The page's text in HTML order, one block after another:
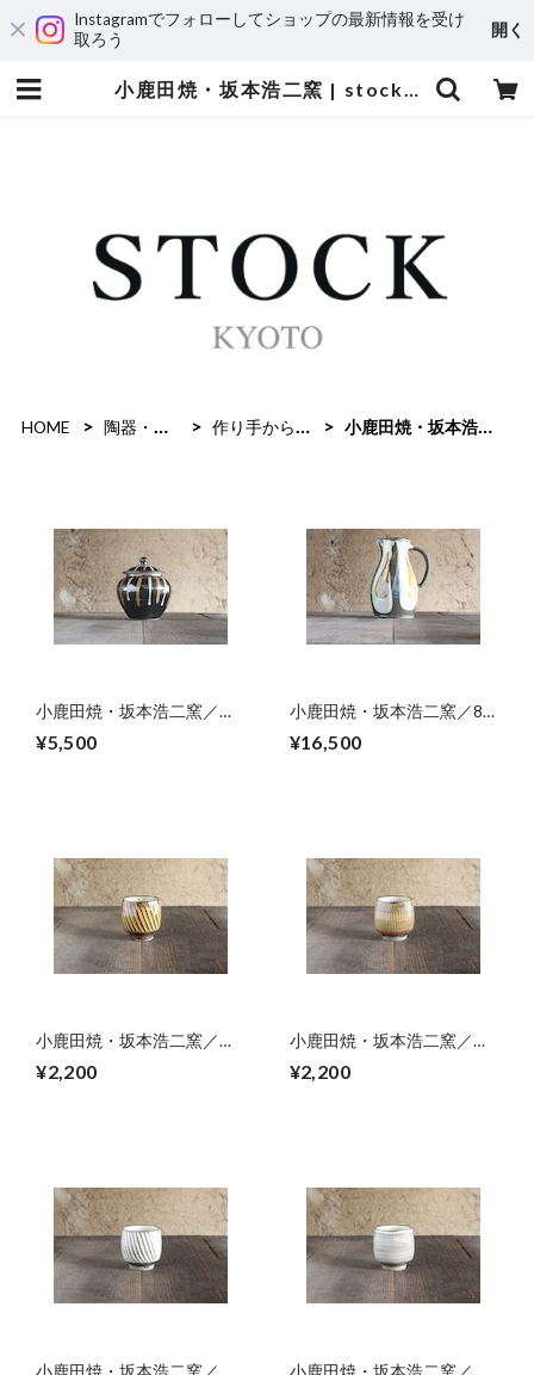
Instagramでフォローしてショップの最新情報を受け
取ろう
開く
小鹿田焼・坂本浩二窯 | stockkyoto
HOME 陶器・磁器 作り手から選ぶ 小鹿田焼・坂本浩二窯
小鹿田焼・坂本浩二窯／５
¥5,500
小鹿田焼・坂本浩二窯／8
¥16,500
小鹿田焼・坂本浩二窯／湯
¥2,200
小鹿田焼・坂本浩二窯／湯
¥2,200
小鹿田焼・坂本浩二窯／湯
小鹿田焼・坂本浩二窯／湯